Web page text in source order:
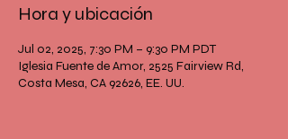
Hora y ubicación
Jul 02, 2025, 7:30 PM – 9:30 PM PDT
Iglesia Fuente de Amor, 2525 Fairview Rd,
Costa Mesa, CA 92626, EE. UU.